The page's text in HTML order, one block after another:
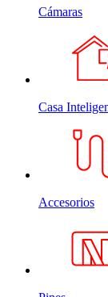
Cámaras
Casa
Accesorios